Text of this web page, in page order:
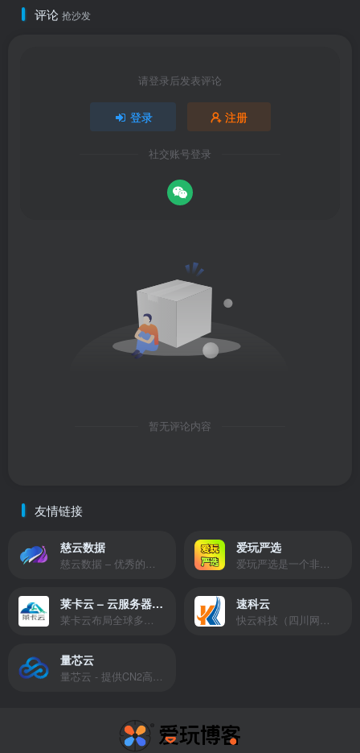
评论 抢沙发
请登录后发表评论
登录 注册
社交账号登录
暂无评论内容
友情链接
慈云数据
慈云数据 – 优秀的云服务器服务商，提供最具有性价比的产品。慈云数据是开发者必不可少的良心云
爱玩严选
爱玩严选是一个非常有保障且性价比极高的虚拟商城，包括但不限于苹果证书、技术指导、会员充值等多种虚拟服务！
莱卡云 – 云服务器提供商
莱卡云布局全球多个地理区域。提供服务有：境外云服务器、国内云服务器、独立服务器、服务器托管、CDN、SSL证书、游戏服务器等业务。
速科云
快云科技（四川网联快云科技有限公司）成立于2021年，主营互联网业务平台服务提供商。公司专注为用户提供低价高性能云计算产品，致力于云计算应用的易用性开发，并引导云计算在国内普及
量芯云
量芯云 - 提供CN2高速香港美国云服务器&专业高防服务器租用等云服务器供应商